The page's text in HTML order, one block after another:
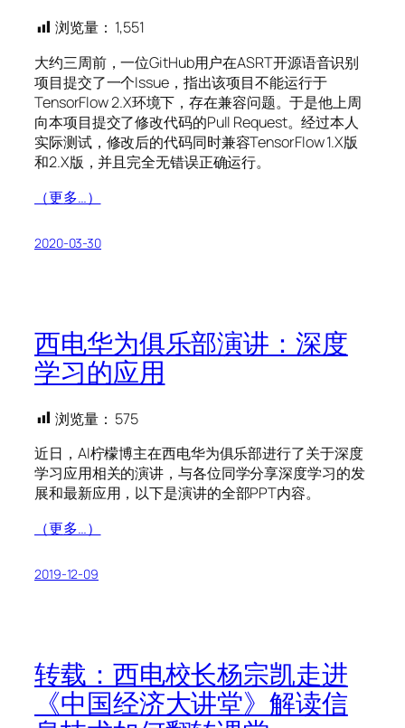
浏览量： 1,551
大约三周前，一位GitHub用户在ASRT开源语音识别
项目提交了一个Issue，指出该项目不能运行于
TensorFlow 2.X环境下，存在兼容问题。于是他上周
向本项目提交了修改代码的Pull Request。经过本人
实际测试，修改后的代码同时兼容TensorFlow 1.X版
和2.X版，并且完全无错误正确运行。
（更多…）
2020-03-30
西电华为俱乐部演讲：深度
学习的应用
浏览量： 575
近日，AI柠檬博主在西电华为俱乐部进行了关于深度
学习应用相关的演讲，与各位同学分享深度学习的发
展和最新应用，以下是演讲的全部PPT内容。
（更多…）
2019-12-09
转载：西电校长杨宗凯走进
《中国经济大讲堂》解读信